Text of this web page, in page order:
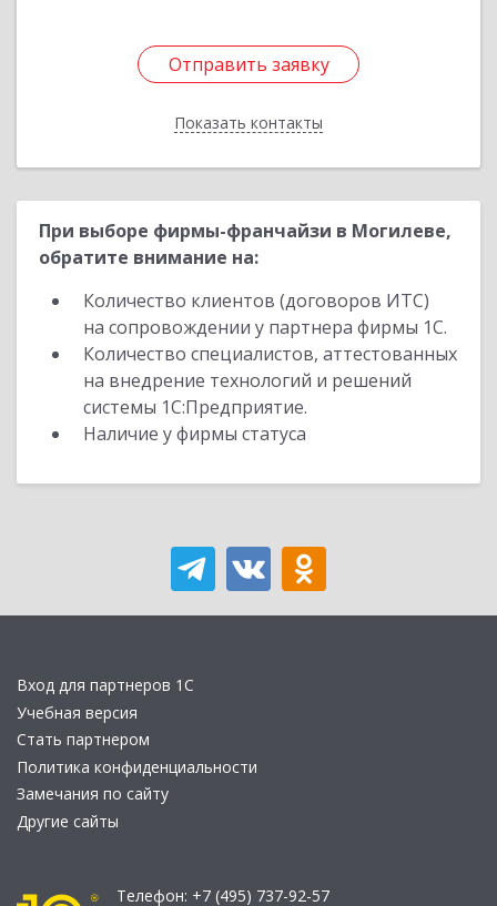
Отправить заявку
Показать контакты
Отправить заявку
Назад
При выборе фирмы-франчайзи в Могилеве,
обратите внимание на:
Количество клиентов (договоров ИТС)
на сопровождении у партнера фирмы 1С.
Количество специалистов, аттестованных
на внедрение технологий и решений
системы 1С:Предприятие.
Наличие у фирмы статуса
Вход для партнеров 1С
Учебная версия
Стать партнером
Политика конфиденциальности
Замечания по сайту
Другие сайты
Телефон: +7 (495) 737-92-57